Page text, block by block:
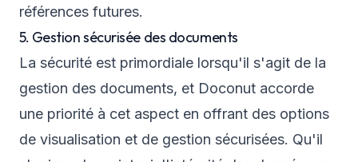
références futures.
5. Gestion sécurisée des documents
La sécurité est primordiale lorsqu'il s'agit de la
gestion des documents, et Doconut accorde
une priorité à cet aspect en offrant des options
de visualisation et de gestion sécurisées. Qu'il